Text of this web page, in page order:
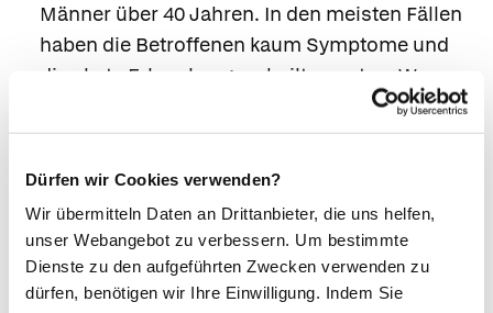
Dürfen wir Cookies verwenden?
Wir übermitteln Daten an Drittanbieter, die uns helfen,
unser Webangebot zu verbessern. Um bestimmte
Dienste zu den aufgeführten Zwecken verwenden zu
dürfen, benötigen wir Ihre Einwilligung. Indem Sie
Männer über 40 Jahren. In den meisten Fällen
haben die Betroffenen kaum Symptome und
die akute Erkrankung verheilt spontan. Wenn
die Leber jedoch vorgeschädigt ist, können
auch schwere Verläufe auftreten. Neben den
typischen Hepatitis-Beschwerden mit
selten auch Hirnentzündungen oder
Nervenschmerzen möglich.
Hepatitis-E-Viren vom Typ 1 und 2 kommen